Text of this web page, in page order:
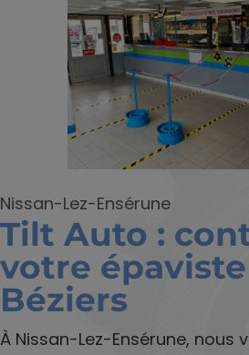
Nissan-Lez-Ensérune
Tilt Auto :
votre
Béziers
À Nissan-Lez-Ensérune, nous